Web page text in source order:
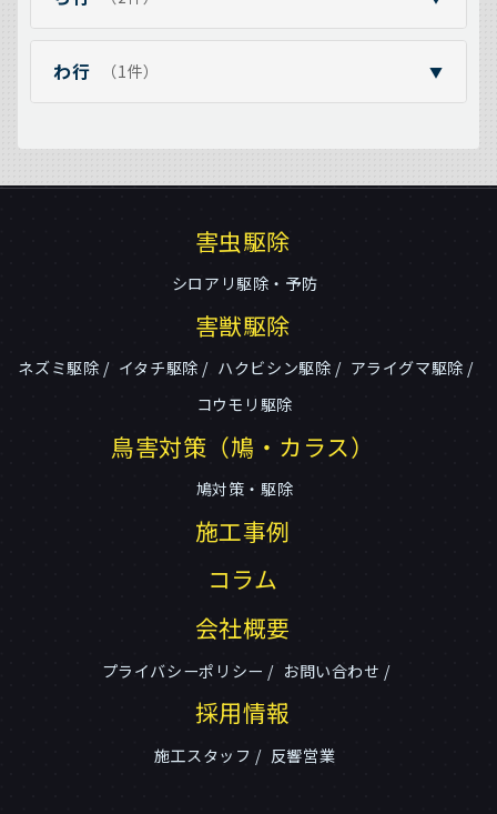
わ行 （1件） ▼
害虫駆除
シロアリ駆除・予防
害獣駆除
ネズミ駆除 イタチ駆除 ハクビシン駆除
アライグマ駆除
コウモリ駆除
鳥害対策（鳩・カラス）
鳩対策・駆除
施工事例
コラム
会社概要
プライバシーポリシー お問い合わせ
採用情報
施工スタッフ 反響営業